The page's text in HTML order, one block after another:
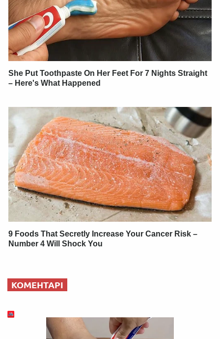
She Put Toothpaste On Her Feet For 7 Nights Straight
– Here's What Happened
9 Foods That Secretly Increase Your Cancer Risk –
Number 4 Will Shock You
КОМЕНТАРІ